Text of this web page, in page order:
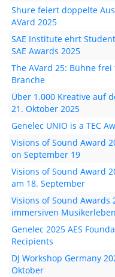
Shure feiert doppelte
AVard 2025
SAE Institute ehrt
SAE Awards 2025
The AVard 25: Bühne
Branche
Über 1.000 Kreative auf
21. Oktober 2025
Genelec UNIO is a TEC
Visions of Sound Award
on September 19
Visions of Sound Award
am 18. September
Visions of Sound Awards
immersiven
Genelec 2025 AES
Recipients
DJ Workshop Germany
Oktober